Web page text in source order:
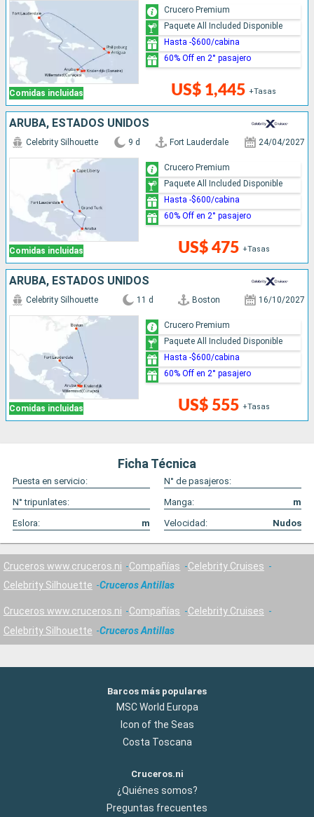
Comidas incluidas US$ 1,445 +Tasas
Crucero Premium
Paquete All Included Disponible
Hasta -$600/cabina
60% Off en 2° pasajero
ARUBA, ESTADOS UNIDOS
Comidas incluidas
Celebrity Silhouette 9 d Fort Lauderdale 24/04/2027
US$ 475 +Tasas
Crucero Premium
Paquete All Included Disponible
Hasta -$600/cabina
60% Off en 2° pasajero
ARUBA, ESTADOS UNIDOS
Comidas incluidas
Celebrity Silhouette 11 d Boston 16/10/2027
US$ 555 +Tasas
Crucero Premium
Paquete All Included Disponible
Hasta -$600/cabina
60% Off en 2° pasajero
Ficha Técnica
Puesta en servicio:
N° de pasajeros:
N° tripunlates:
Manga:
m
Eslora:
m Velocidad: Nudos
Cruceros www.cruceros.ni Compañías
Celebrity Cruises
Celebrity Silhouette
Cruceros Antillas
Cruceros www.cruceros.ni Compañías
Celebrity Cruises
Celebrity Silhouette
Cruceros Antillas
Barcos más populares
MSC World Europa
Icon of the Seas
Costa Toscana
Cruceros.ni
¿Quiénes somos?
Preguntas frecuentes